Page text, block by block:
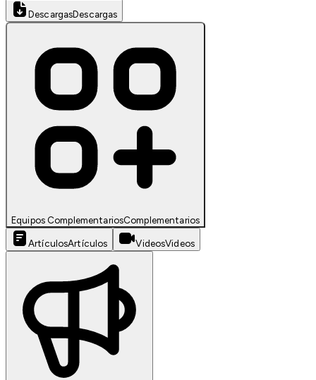
DescargasDescargas
Equipos ComplementariosComplementarios
ArtículosArtículos VideosVideos